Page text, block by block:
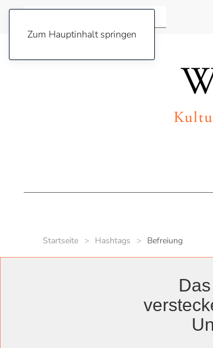
Zum Hauptinhalt springen
Startseite Hashtags Befreiung